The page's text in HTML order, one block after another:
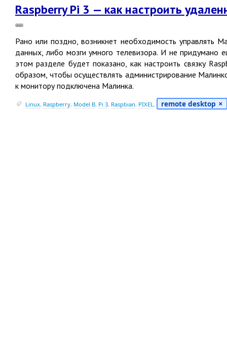
Raspberry Pi 3 — как настроить
Рано или поздно, возникнет необходимость управлять
данных, либо мозги умного телевизора. И не
этом разделе будет показано, как настроить связку
образом, чтобы осуществлять администрирование
к монитору подключена Малинка.
Linux, Raspberry, Model B, Pi 3, Raspbian, PIXEL, remote desktop